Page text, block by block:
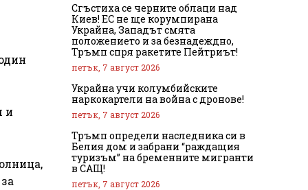
и
Сгъстиха се черните облаци над
Киев! ЕС не ще корумпирана
Украйна, Западът смята
положението и за безнадеждно,
Тръмп спря ракетите Пейтриът!
петък, 7 август 2026
Украйна учи колумбийските
наркокартели на война с дронове!
петък, 7 август 2026
Тръмп определи наследника си в
Белия дом и забрани “раждащия
туризъм” на бременните мигранти
в САЩ!
петък, 7 август 2026